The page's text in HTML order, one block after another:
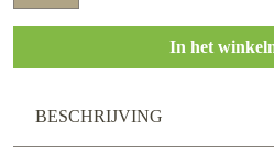
In het
BESCHRIJVING